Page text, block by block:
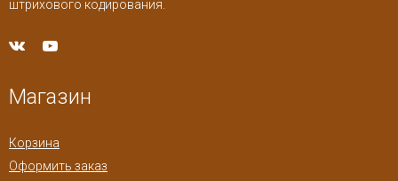
штрихового кодирования.
Магазин
Корзина
Оформить заказ